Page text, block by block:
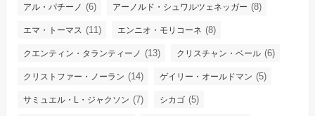
アル・パチーノ (6) アーノルド・シュワルツェネッガー (8)
エマ・トーマス (11) エンニオ・モリコーネ (8)
クエンティン・タランティーノ (13) クリスチャン・ベール (6)
クリストファー・ノーラン (14) ゲイリー・オールドマン (5)
サミュエル・L・ジャクソン (7) シカゴ (5)